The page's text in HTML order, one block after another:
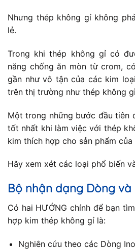
Nhưng thép không gỉ không
lẻ.
Trong khi thép không gỉ có
năng chống ăn mòn từ crom,
gần như vô tận của các kim
trên thị trường như thép không
Một trong những bước đầu tiên
tốt nhất khi làm việc với thép
kim thích hợp cho sản phẩm của
Hãy xem xét các loại phổ biến
Bộ nhận dạng Dòng và
Có hai HƯỚNG chính để bạn
hợp kim thép không gỉ là:
Nghiên cứu theo các Dòng